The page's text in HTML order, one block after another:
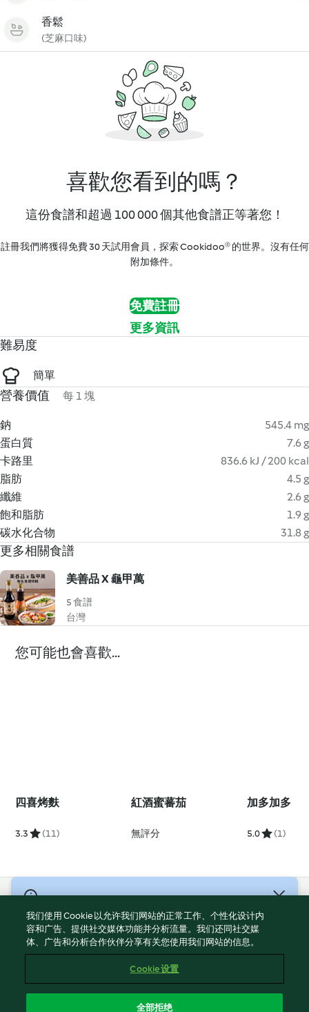
香鬆
(芝麻口味)
喜歡您看到的嗎？
這份食譜和超過 100 000 個其他食譜正等著您！
註冊我們將獲得免費 30 天試用會員，探索 Cookidoo® 的世界。沒有任何
附加條件。
免費註冊
更多資訊
難易度
簡單
營養價值 每 1 塊
鈉
545.4 mg
蛋白質
7.6 g
卡路里
836.6 kJ / 200 kcal
脂肪
4.5 g
纖維
2.6 g
飽和脂肪
1.9 g
碳水化合物
31.8 g
更多相關食譜
美善品 X 龜甲萬
5 食譜
台灣
您可能也會喜歡...
四喜烤麩
3.3 (11)
紅酒蜜蕃茄
無評分
加多加多
5.0 (1)
服務條款
隱私權政策
網頁所有權
我们使用 Cookie 以允许我们网站的正常工作、个性化设计内
容和广告、提供社交媒体功能并分析流量。我们还同社交媒
体、广告和分析合作伙伴分享有关您使用我们网站的信息。
Cookie 设置
全部拒绝